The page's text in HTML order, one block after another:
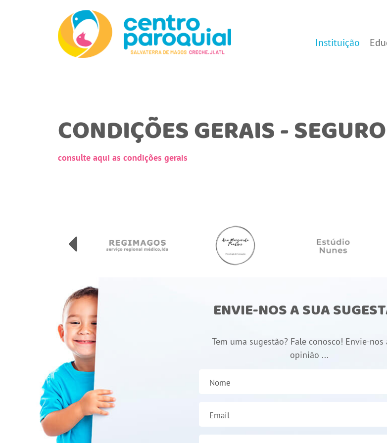
Instituição
CONDIÇÕES GERAIS -
consulte aqui as condições gerais
ENVIE-NOS A SUA
Tem uma sugestão? Fale conosco! Envie-nos
opinião ...
Nome
Email